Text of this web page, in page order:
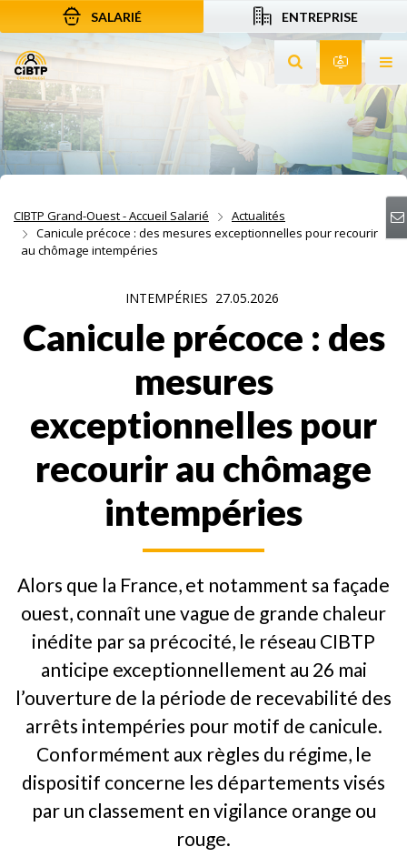
Aller au contenu
Aller à la recherche
Aller à la navigation
SALARIÉ ENTREPRISE
Rechercher sur
CIBTP Grand-Ouest - Accueil Salarié
Actualités
Canicule précoce : des mesures exceptionnelles pour recourir
au chômage intempéries
INTEMPÉRIES 27.05.2026
Canicule précoce : des
mesures
exceptionnelles pour
recourir au chômage
intempéries
Alors que la France, et notamment sa façade
ouest, connaît une vague de grande chaleur
inédite par sa précocité, le réseau CIBTP
anticipe exceptionnellement au 26 mai
l’ouverture de la période de recevabilité des
arrêts intempéries pour motif de canicule.
Conformément aux règles du régime, le
dispositif concerne les départements visés
par un classement en vigilance orange ou
rouge.